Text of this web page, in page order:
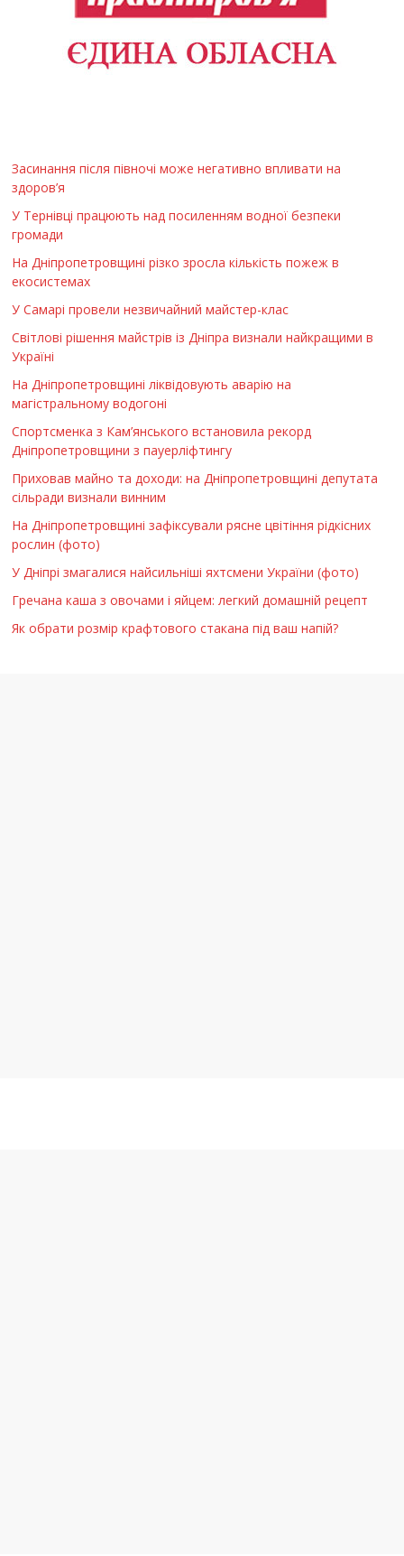
Засинання після півночі може негативно впливати на
здоров’я
У Тернівці працюють над посиленням водної безпеки
громади
На Дніпропетровщині різко зросла кількість пожеж в
екосистемах
У Самарі провели незвичайний майстер-клас
Світлові рішення майстрів із Дніпра визнали найкращими в
Україні
На Дніпропетровщині ліквідовують аварію на
магістральному водогоні
Спортсменка з Кам’янського встановила рекорд
Дніпропетровщини з пауерліфтингу
Приховав майно та доходи: на Дніпропетровщині депутата
сільради визнали винним
На Дніпропетровщині зафіксували рясне цвітіння рідкісних
рослин (фото)
У Дніпрі змагалися найсильніші яхтсмени України (фото)
Гречана каша з овочами і яйцем: легкий домашній рецепт
Як обрати розмір крафтового стакана під ваш напій?